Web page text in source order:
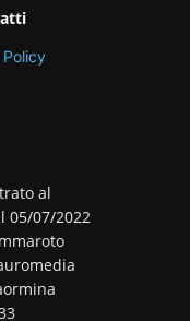
Policy
al
05/07/2022